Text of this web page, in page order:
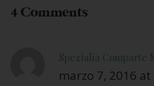
4 Comments
Spezialia Comparte
marzo 7, 2016 at